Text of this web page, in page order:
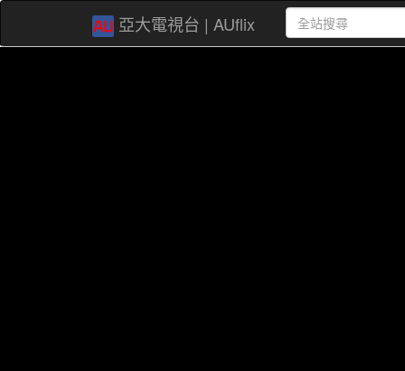
亞大電視台 | AUflix